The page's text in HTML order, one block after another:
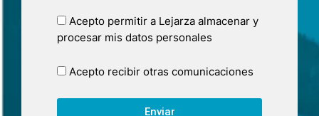
Acepto permitir a Lejarza almacenar y
procesar mis datos personales
Acepto recibir otras comunicaciones
Enviar